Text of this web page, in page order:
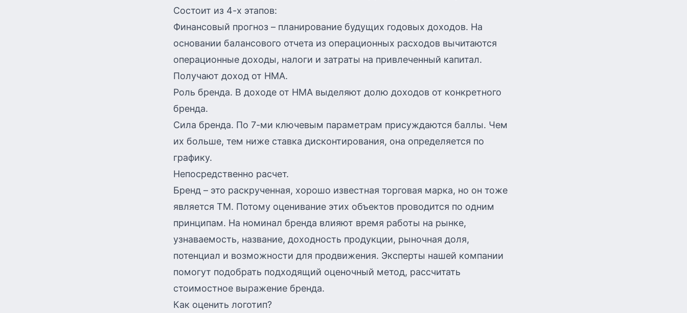
Состоит из 4-х этапов:
Финансовый прогноз – планирование будущих годовых доходов. На
основании балансового отчета из операционных расходов вычитаются
операционные доходы, налоги и затраты на привлеченный капитал.
Получают доход от НМА.
Роль бренда. В доходе от НМА выделяют долю доходов от конкретного
бренда.
Сила бренда. По 7-ми ключевым параметрам присуждаются баллы. Чем
их больше, тем ниже ставка дисконтирования, она определяется по
графику.
Непосредственно расчет.
Бренд – это раскрученная, хорошо известная торговая марка, но он тоже
является ТМ. Потому оценивание этих объектов проводится по одним
принципам. На номинал бренда влияют время работы на рынке,
узнаваемость, название, доходность продукции, рыночная доля,
потенциал и возможности для продвижения. Эксперты нашей компании
помогут подобрать подходящий оценочный метод, рассчитать
стоимостное выражение бренда.
Как оценить логотип?